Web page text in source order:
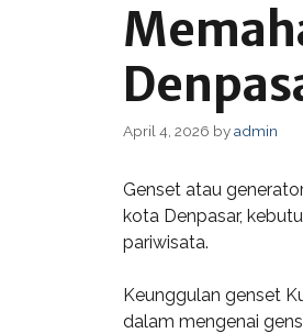
April 4, 2026 byadmin
Genset atau
kota Denpasar,
pariwisata.
Keunggulan genset
dalam mengenai